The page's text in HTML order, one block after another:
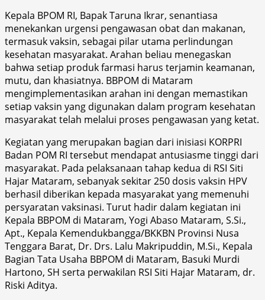
Kepala BPOM RI, Bapak Taruna Ikrar, senantiasa
menekankan urgensi pengawasan obat dan makanan,
termasuk vaksin, sebagai pilar utama perlindungan
kesehatan masyarakat. Arahan beliau menegaskan
bahwa setiap produk farmasi harus terjamin keamanan,
mutu, dan khasiatnya. BBPOM di Mataram
mengimplementasikan arahan ini dengan memastikan
setiap vaksin yang digunakan dalam program kesehatan
masyarakat telah melalui proses pengawasan yang ketat.
Kegiatan yang merupakan bagian dari inisiasi KORPRI
Badan POM RI tersebut mendapat antusiasme tinggi dari
masyarakat. Pada pelaksanaan tahap kedua di RSI Siti
Hajar Mataram, sebanyak sekitar 250 dosis vaksin HPV
berhasil diberikan kepada masyarakat yang memenuhi
persyaratan vaksinasi. Turut hadir dalam kegiatan ini
Kepala BBPOM di Mataram, Yogi Abaso Mataram, S.Si.,
Apt., Kepala Kemendukbangga/BKKBN Provinsi Nusa
Tenggara Barat, Dr. Drs. Lalu Makripuddin, M.Si., Kepala
Bagian Tata Usaha BBPOM di Mataram, Basuki Murdi
Hartono, SH serta perwakilan RSI Siti Hajar Mataram, dr.
Riski Aditya.